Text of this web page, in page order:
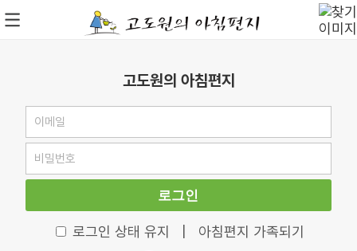
고도원의 아침편지
로그인
로그인 상태 유지 아침편지 가족되기